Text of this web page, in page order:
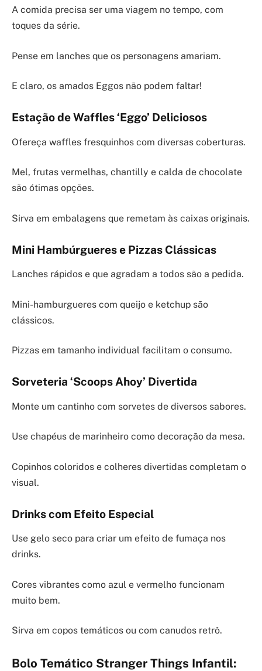
A comida precisa ser uma viagem no tempo, com
toques da série.
Pense em lanches que os personagens amariam.
E claro, os amados Eggos não podem faltar!
Estação de Waffles ‘Eggo’ Deliciosos
Ofereça waffles fresquinhos com diversas coberturas.
Mel, frutas vermelhas, chantilly e calda de chocolate
são ótimas opções.
Sirva em embalagens que remetam às caixas originais.
Mini Hambúrgueres e Pizzas Clássicas
Lanches rápidos e que agradam a todos são a pedida.
Mini-hamburgueres com queijo e ketchup são
clássicos.
Pizzas em tamanho individual facilitam o consumo.
Sorveteria ‘Scoops Ahoy’ Divertida
Monte um cantinho com sorvetes de diversos sabores.
Use chapéus de marinheiro como decoração da mesa.
Copinhos coloridos e colheres divertidas completam o
visual.
Drinks com Efeito Especial
Use gelo seco para criar um efeito de fumaça nos
drinks.
Cores vibrantes como azul e vermelho funcionam
muito bem.
Sirva em copos temáticos ou com canudos retrô.
Bolo Temático Stranger Things Infantil: